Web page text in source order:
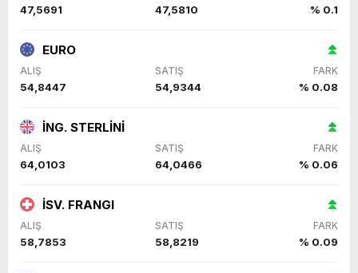
47,5691 47,5810 % 0.1
EURO
ALIŞ SATIŞ FARK
54,8447 54,9344 % 0.08
İNG. STERLİNİ
ALIŞ SATIŞ FARK
64,0103 64,0466 % 0.06
İSV. FRANGI
ALIŞ SATIŞ FARK
58,7853 58,8219 % 0.09